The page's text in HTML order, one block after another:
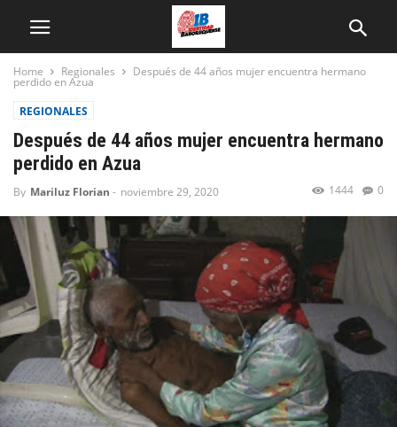
Home Regionales Después de 44 años mujer encuentra hermano
perdido en Azua
REGIONALES
Después de 44 años mujer encuentra hermano
perdido en Azua
By Mariluz Florian - noviembre 29, 2020 0
1444